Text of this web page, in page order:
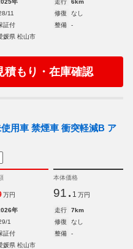
年 走行
6km
11 修復
なし
証付 整備
-
媛県 松山市
積もり・在庫確認
用車 禁煙車 衝突軽減B ア
万円
本体価格
91. 1 万円
年 走行
7km
1 修復
なし
証付 整備
-
媛県 松山市